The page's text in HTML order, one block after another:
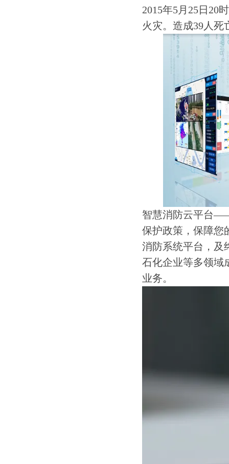
2015年5月25日20
火灾。造成39人死
智慧消防云平台
保护政策，保障您
消防系统平台，及
石化企业等多领域
业务。